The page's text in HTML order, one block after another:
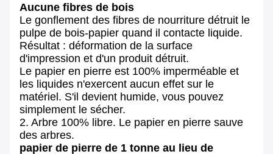
Aucune fibres de bois
Le gonflement des fibres de nourriture détruit le
pulpe de bois-papier quand il contacte liquide.
Résultat : déformation de la surface
d'impression et d'un produit détruit.
Le papier en pierre est 100% imperméable et
les liquides n'exercent aucun effet sur le
matériel. S'il devient humide, vous pouvez
simplement le sécher.
2. Arbre 100% libre. Le papier en pierre sauve
des arbres.
papier de pierre de 1 tonne au lieu de